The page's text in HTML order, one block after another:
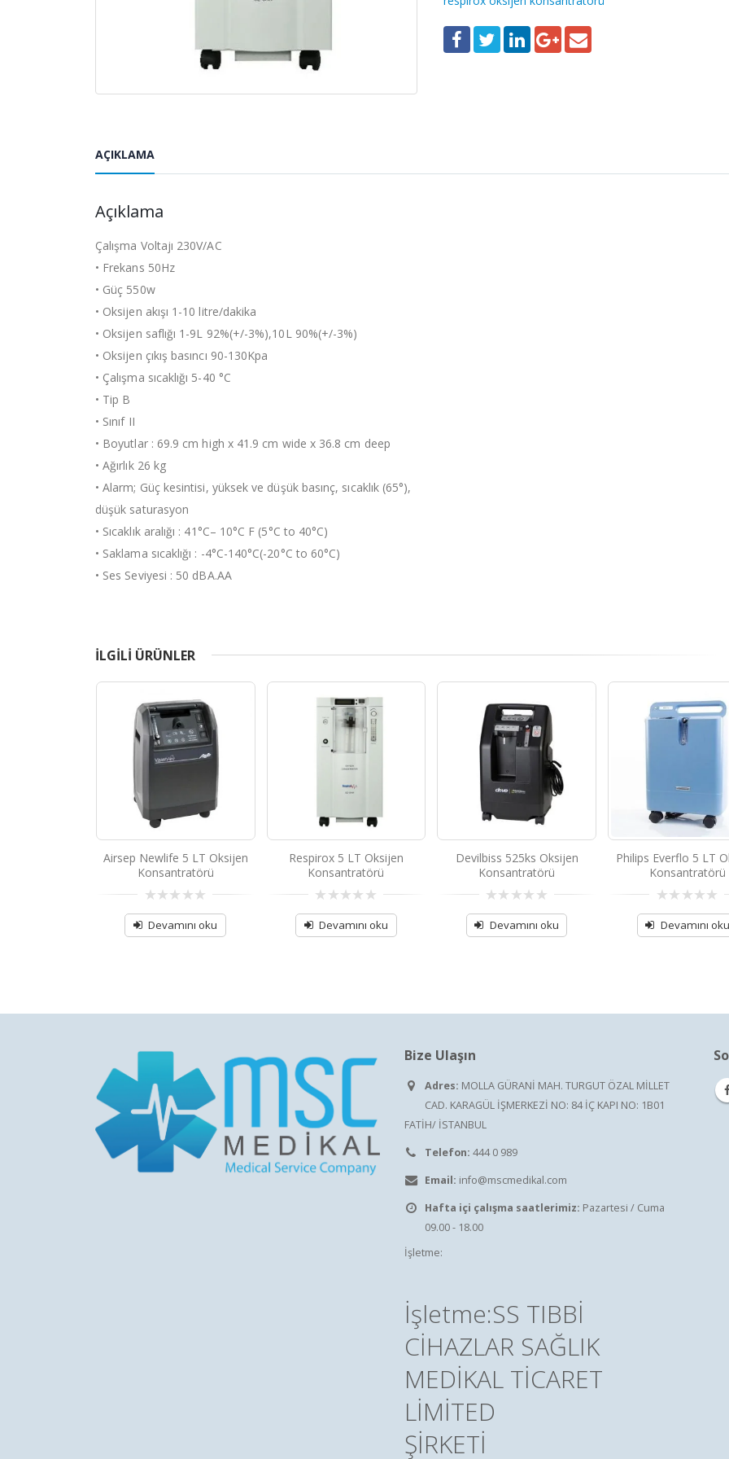
AÇIKLAMA
Açıklama
Çalışma Voltajı 230V/AC
• Frekans 50Hz
• Güç 550w
• Oksijen akışı 1-10 litre/dakika
• Oksijen saflığı 1-9L 92%(+/-3%),10L 90%(+/-3%)
• Oksijen çıkış basıncı 90-130Kpa
• Çalışma sıcaklığı 5-40 °C
• Tip B
• Sınıf II
• Boyutlar : 69.9 cm high x 41.9 cm wide x 36.8 cm deep
• Ağırlık 26 kg
• Alarm; Güç kesintisi, yüksek ve düşük basınç, sıcaklık (65°),
düşük saturasyon
• Sıcaklık aralığı : 41°C– 10°C F (5°C to 40°C)
• Saklama sıcaklığı : -4°C-140°C(-20°C to 60°C)
• Ses Seviyesi : 50 dBA.AA
ILGILI ÜRÜNLER
Airsep Newlife 5 LT Oksijen
Konsantratörü
0
out
of
Devamını oku
Respirox 5 LT Oksijen
Konsantratörü
0
out
of
Devamını oku
Devilbiss 525ks Oksijen
Konsantratörü
0
out
of
Devamını oku
Philips Everflo 5 LT
Konsantratörü
0
out
of
Devamını oku
Bize Ulaşın
Adres: MOLLA GÜRANİ MAH. TURGUT ÖZAL MİLLET
CAD. KARAGÜL İŞMERKEZİ NO: 84 İÇ KAPI NO: 1B01
FATİH/ İSTANBUL
Telefon: 444 0 989
Email: info@mscmedikal.com
Hafta içi çalışma saatlerimiz: Pazartesi / Cuma
09.00 - 18.00
İşletme:
İşletme:SS TIBBİ
CİHAZLAR SAĞLIK
MEDİKAL TİCARET
LİMİTED
ŞİRKETİ